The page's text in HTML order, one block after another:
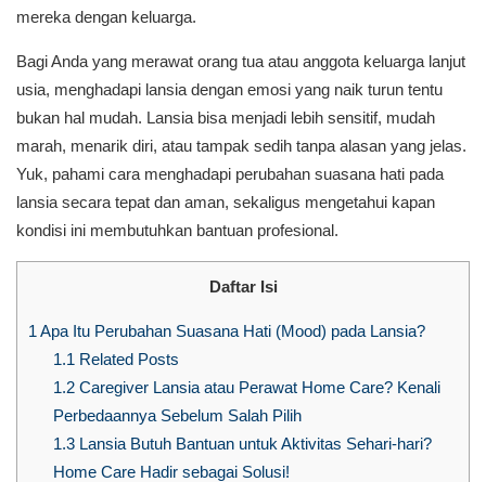
mereka dengan keluarga.
Bagi Anda yang merawat orang tua atau anggota keluarga lanjut
usia, menghadapi lansia dengan emosi yang naik turun tentu
bukan hal mudah. Lansia bisa menjadi lebih sensitif, mudah
marah, menarik diri, atau tampak sedih tanpa alasan yang jelas.
Yuk, pahami cara menghadapi perubahan suasana hati pada
lansia secara tepat dan aman, sekaligus mengetahui kapan
kondisi ini membutuhkan bantuan profesional.
Daftar Isi
1 Apa Itu Perubahan Suasana Hati (Mood) pada Lansia?
1.1 Related Posts
1.2Caregiver Lansia atau Perawat Home Care? Kenali
Perbedaannya Sebelum Salah Pilih
1.3Lansia Butuh Bantuan untuk Aktivitas Sehari-hari?
Home Care Hadir sebagai Solusi!